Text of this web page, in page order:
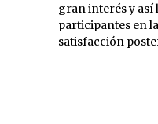
gran interés y así
participantes en
satisfacción